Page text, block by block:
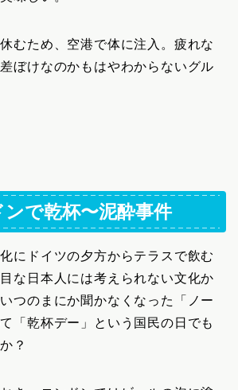
むため、空港で体に注入。疲れな
ぼけなのかもはやわからないグル
ンで乾杯〜泥酔事件
にドイツの夕方からテラスで飲む
な日本人には考えられない文化か
つのまにか聞かなくなった「ノー
「乾杯デー」という国民の日でも
？